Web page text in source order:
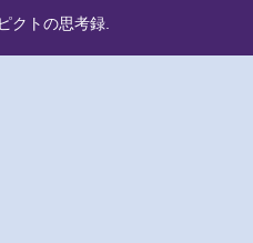
クトの思考録.